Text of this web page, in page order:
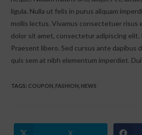
ligula. Nulla ut felis in purus aliquam
mollis lectus. Vivamus consectetuer risus
dolor sit amet, consectetur adipiscing elit.
Praesent libero. Sed cursus ante dapibus
quis sem at nibh elementum imperdiet.
TAGS: COUPON FASHION NEWS
X